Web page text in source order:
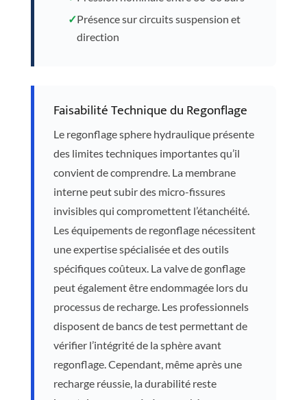
✓Présence sur circuits suspension et
direction
Faisabilité Technique du Regonflage
Le regonflage sphere hydraulique présente
des limites techniques importantes qu’il
convient de comprendre. La membrane
interne peut subir des micro-fissures
invisibles qui compromettent l’étanchéité.
Les équipements de regonflage nécessitent
une expertise spécialisée et des outils
spécifiques coûteux. La valve de gonflage
peut également être endommagée lors du
processus de recharge. Les professionnels
disposent de bancs de test permettant de
vérifier l’intégrité de la sphère avant
regonflage. Cependant, même après une
recharge réussie, la durabilité reste